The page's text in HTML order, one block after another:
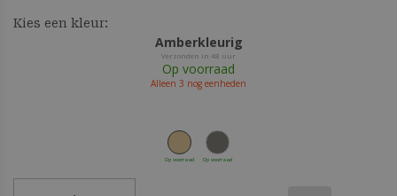
Kies een kleur:
Amberkleurig
Verzonden in 48 uur
Op voorraad
Alleen 3 nog eenheden
Op voorraad Op voorraad